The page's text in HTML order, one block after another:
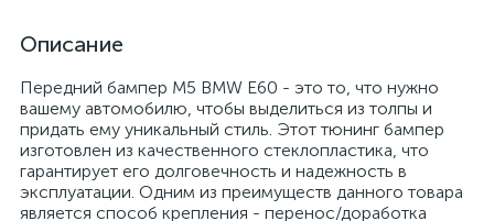
Описание
Передний бампер M5 BMW E60 - это то, что нужно
вашему автомобилю, чтобы выделиться из толпы и
придать ему уникальный стиль. Этот тюнинг бампер
изготовлен из качественного стеклопластика, что
гарантирует его долговечность и надежность в
эксплуатации. Одним из преимуществ данного товара
является способ крепления - перенос/доработка